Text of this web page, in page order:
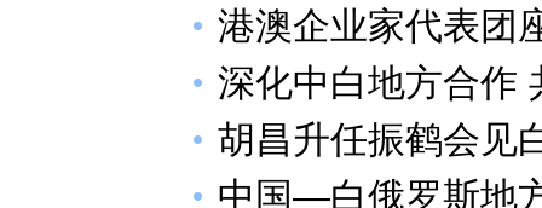
港澳企业家代表团
深化中白地方合作
胡昌升任振鹤会见
中国—白俄罗斯地